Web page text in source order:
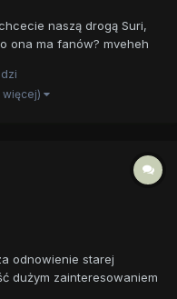
naszą drogą Suri,
ona ma fanów? mveheh
o ile mnie się będzie
więcej)
odnowienie starej
dużym zainteresowaniem